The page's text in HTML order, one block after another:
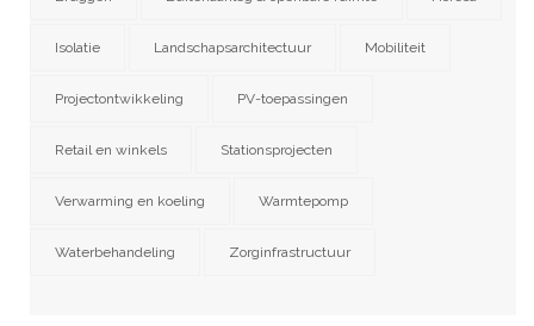
Isolatie Landschapsarchitectuur Mobiliteit
Projectontwikkeling PV-toepassingen
Retail en winkels Stationsprojecten
Verwarming en koeling Warmtepomp
Waterbehandeling Zorginfrastructuur